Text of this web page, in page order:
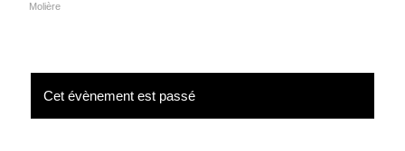
Molière
Cet évènement est passé